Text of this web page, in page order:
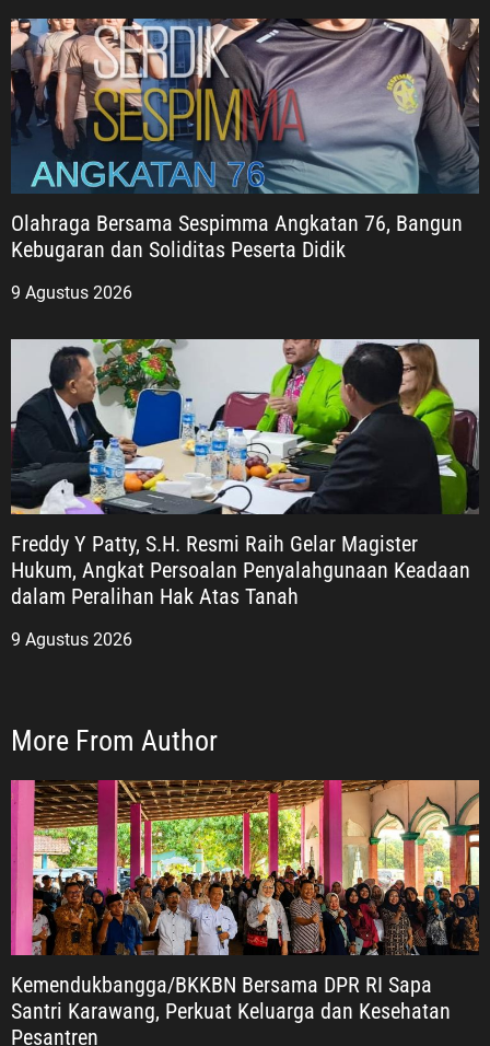
Olahraga Bersama Sespimma Angkatan 76, Bangun
Kebugaran dan Soliditas Peserta Didik
9 Agustus 2026
Freddy Y Patty, S.H. Resmi Raih Gelar Magister
Hukum, Angkat Persoalan Penyalahgunaan Keadaan
dalam Peralihan Hak Atas Tanah
9 Agustus 2026
More From Author
Kemendukbangga/BKKBN Bersama DPR RI Sapa
Santri Karawang, Perkuat Keluarga dan Kesehatan
Pesantren